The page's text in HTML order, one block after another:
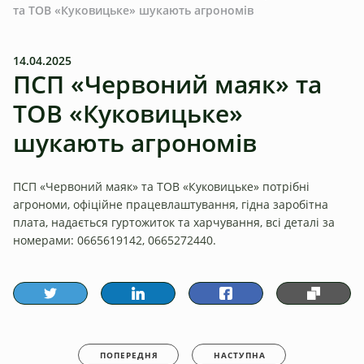
та ТОВ «Куковицьке» шукають агрономів
14.04.2025
ПСП «Червоний маяк» та
ТОВ «Куковицьке»
шукають агрономів
ПСП «Червоний маяк» та ТОВ «Куковицьке» потрібні
агрономи, офіційне працевлаштування, гідна заробітна
плата, надається гуртожиток та харчування, всі деталі за
номерами: 0665619142, 0665272440.
ПОПЕРЕДНЯ НАСТУПНА